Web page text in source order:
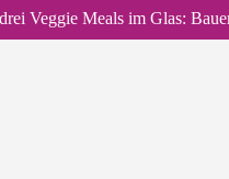
Veggie Meals im Glas: